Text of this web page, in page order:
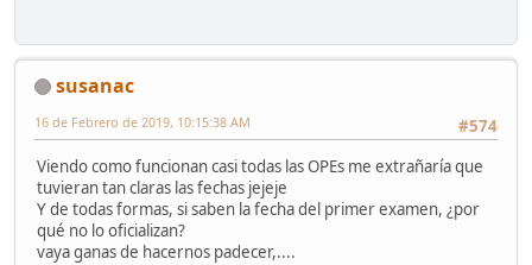
susanac
#574
16 de Febrero de 2019, 10:15:38 AM
Viendo como funcionan casi todas las OPEs me extrañaría que
tuvieran tan claras las fechas jejeje
Y de todas formas, si saben la fecha del primer examen, ¿por
qué no lo oficializan?
vaya ganas de hacernos padecer,....